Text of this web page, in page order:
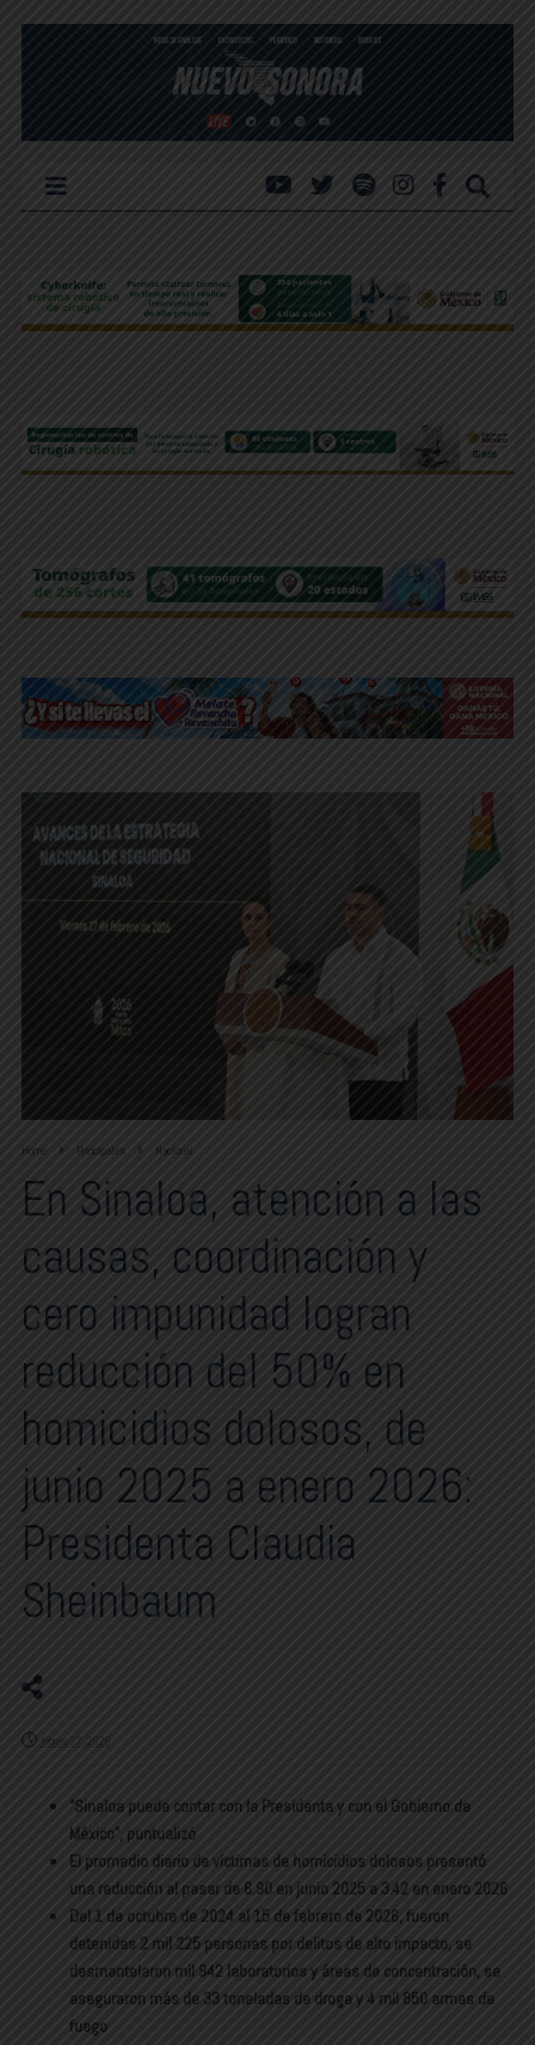
Home Principales Nacional
En Sinaloa, atención a las
causas, coordinación y
cero impunidad logran
reducción del 50% en
homicidios dolosos, de
junio 2025 a enero 2026:
Presidenta Claudia
Sheinbaum
febrero 27, 2026
“Sinaloa puede contar con la Presidenta y con el Gobierno de
México”, puntualizó
El promedio diario de víctimas de homicidios dolosos presentó
una reducción al pasar de 6.90 en junio 2025 a 3.42 en enero 2026
Del 1 de octubre de 2024 al 15 de febrero de 2026, fueron
detenidas 2 mil 225 personas por delitos de alto impacto, se
desmantelaron mil 942 laboratorios y áreas de concentración, se
aseguraron más de 33 toneladas de droga y 4 mil 850 armas de
fuego